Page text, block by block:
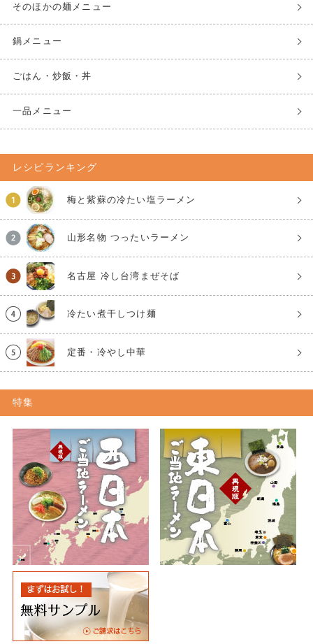
そのほかの麺メニュー
鍋メニュー
ごはん・炒飯・丼
一品メニュー
レシピランキング
梅と紫蘇の冷たい塩ラーメン
山形名物 つったいラーメン
名古屋 冷し台湾まぜそば
冷たい煮干しつけ麺
定番・冷やし中華
特集